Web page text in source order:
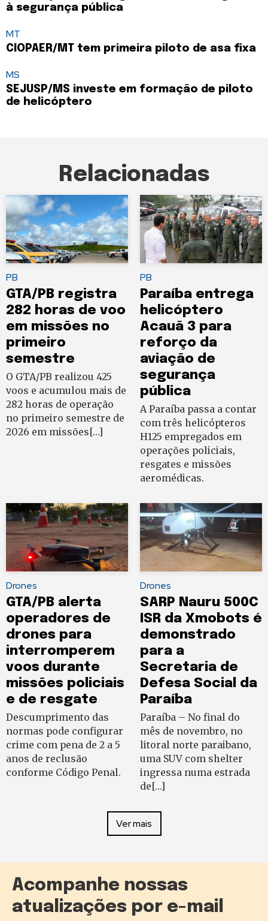
à segurança pública
MT
CIOPAER/MT tem primeira piloto de asa fixa
MS
SEJUSP/MS investe em formação de piloto
de helicóptero
Relacionadas
PB
GTA/PB registra
282 horas de voo
em missões no
primeiro
semestre
O GTA/PB realizou 425
voos e acumulou mais de
282 horas de operação
no primeiro semestre de
2026 em missões[…]
PB
Paraíba entrega
helicóptero
Acauã 3 para
reforço da
aviação de
segurança
pública
A Paraíba passa a contar
com três helicópteros
H125 empregados em
operações policiais,
resgates e missões
aeromédicas.
Drones
GTA/PB alerta
operadores de
drones para
interromperem
voos durante
missões policiais
e de resgate
Descumprimento das
normas pode configurar
crime com pena de 2 a 5
anos de reclusão
conforme Código Penal.
Drones
SARP Nauru 500C
ISR da Xmobots é
demonstrado
para a
Secretaria de
Defesa Social da
Paraíba
Paraíba – No final do
mês de novembro, no
litoral norte paraibano,
uma SUV com shelter
ingressa numa estrada
de[…]
Ver mais
Acompanhe nossas
atualizações por e-mail